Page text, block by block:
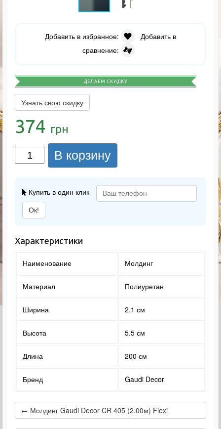
Добавить в избранное:
Добавить в
сравнение:
ДЕЛАЕМ СКИДКУ
Узнать свою скидку
374 грн
В корзину
Купить в один клик
Ок!
Характеристики
Наименование Молдинг
Материал Полиуретан
Ширина 2.1 см
Высота 5.5 см
Длина 200 см
Бренд Gaudi Decor
← Молдинг Gaudi Decor CR 405 (2.00м) Flexi